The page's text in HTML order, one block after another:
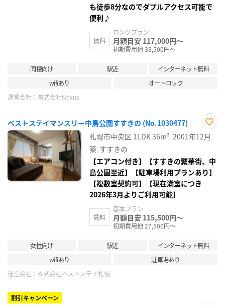
も徒歩8分なのでダブルアクセス可能で
便利♪
賃料
ロングプラン
月額目安 117,000円～
初期費用他 38,500円～
同棲向け 駅近
インターネット無料
wifiあり
オートロック
運営会社： 株式会社Nexus
ベストステイマンスリー中島公園すすきの (No.1030477)
お気
に入
札幌市中央区 1LDK36m² 2001年12月
築 すすきの
【エアコン付き】【すすきの繁華街、中
島公園至近】【駐車場利用プランあり】
【複数室契約可】【現在満室につき
2026年3月よりご利用可能】
賃料
基本プラン
月額目安 115,500円～
初期費用他 27,500円～
女性向け 駅近
インターネット無料
wifiあり
駐車場あり
運営会社： 株式会社ベストステイ札幌
割引キャンペーン